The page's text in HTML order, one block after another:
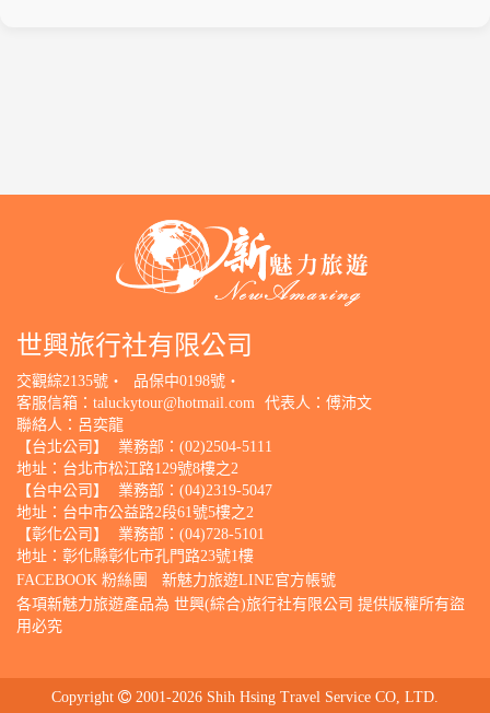
世興旅行社有限公司
交觀綜2135號‧
品保中0198號‧
客服信箱： taluckytour@hotmail.com 代表人：傅沛文
聯絡人：呂奕龍
【台北公司】
業務部：(02)2504-5111
地址：台北市松江路129號8樓之2
【台中公司】
業務部：(04)2319-5047
地址：台中市公益路2段61號5樓之2
【彰化公司】
業務部：(04)728-5101
地址：彰化縣彰化市孔門路23號1樓
FACEBOOK 粉絲團
新魅力旅遊LINE官方帳號
各項新魅力旅遊產品為 世興(綜合)旅行社有限公司 提供版權所有盜
用必究
Copyright 2001-2026 Shih Hsing Travel Service CO, LTD.